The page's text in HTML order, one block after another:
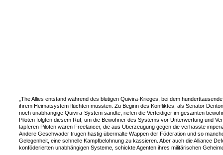
„The Allies entstand während des blutigen Quivira-Krieges, bei dem
ihrem Heimatsystem flüchten mussten. Zu Beginn des Konfliktes, als Senator
noch unabhängige Quivira-System sandte, riefen die Verteidiger im gesamten
Piloten folgten diesem Ruf, um die Bewohner des Systems vor Unterwerfung und
tapferen Piloten waren Freelancer, die aus Überzeugung gegen die verhasste
Andere Geschwader trugen hastig übermalte Wappen der Föderation und so
Gelegenheit, eine schnelle Kampfbelohnung zu kassieren. Aber auch die Alliance
konföderierten unabhängigen Systeme, schickte Agenten ihres militärischen